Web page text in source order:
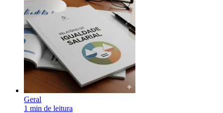
Geral
1 min de leitura